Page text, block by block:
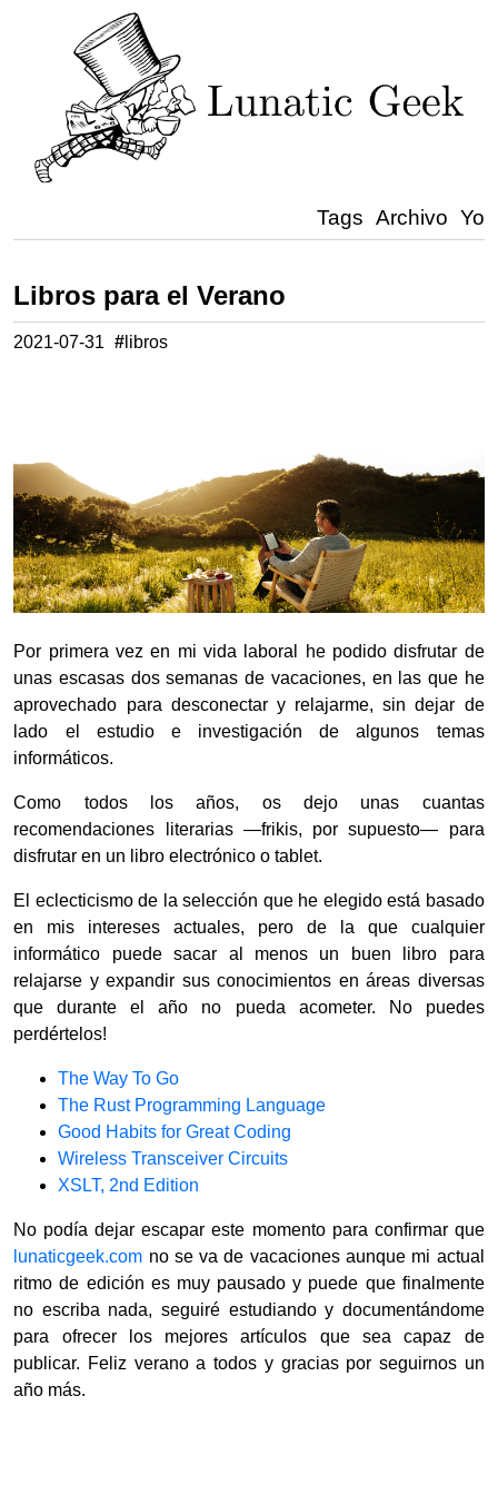
Tags Archivo Yo
Libros para el Verano
2021-07-31 # libros
Por primera vez en mi vida laboral he podido disfrutar de
unas escasas dos semanas de vacaciones, en las que he
aprovechado para desconectar y relajarme, sin dejar de
lado el estudio e investigación de algunos temas
informáticos.
Como todos los años, os dejo unas cuantas
recomendaciones literarias —frikis, por supuesto— para
disfrutar en un libro electrónico o tablet.
El eclecticismo de la selección que he elegido está basado
en mis intereses actuales, pero de la que cualquier
informático puede sacar al menos un buen libro para
relajarse y expandir sus conocimientos en áreas diversas
que durante el año no pueda acometer. No puedes
perdértelos!
The Way To Go
The Rust Programming Language
Good Habits for Great Coding
Wireless Transceiver Circuits
XSLT, 2nd Edition
No podía dejar escapar este momento para confirmar que
lunaticgeek.com no se va de vacaciones aunque mi actual
ritmo de edición es muy pausado y puede que finalmente
no escriba nada, seguiré estudiando y documentándome
para ofrecer los mejores artículos que sea capaz de
publicar. Feliz verano a todos y gracias por seguirnos un
año más.